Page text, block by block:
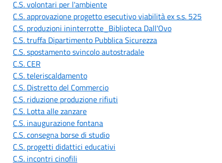
C.S. volontari per l'ambiente
C.S. approvazione progetto esecutivo viabilità ex s.s. 525
C.S. produzioni ininterrotte_Biblioteca Dall'Ovo
C.S. truffa Dipartimento Pubblica Sicurezza
C.S. spostamento svincolo autostradale
C.S. CER
C.S. teleriscaldamento
C.S. Distretto del Commercio
C.S. riduzione produzione rifiuti
C.S. Lotta alle zanzare
C.S. inaugurazione fontana
C.S. consegna borse di studio
C.S. progetti didattici educativi
C.S. incontri cinofili